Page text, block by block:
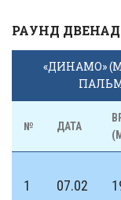
РАУНД
«ДИНАМО»
№ ДАТА
1 07.02